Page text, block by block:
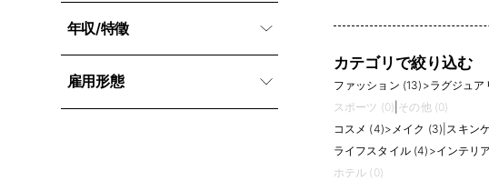
年収/特徵
雇用形態
カテゴリで絞り込む
ファッション (13) >ラグジュア
スポーツ (0) その他 (0)
コスメ (4)> メイク (3) スキン
ライフスタイル (4) >インテリ
ホテル (0)